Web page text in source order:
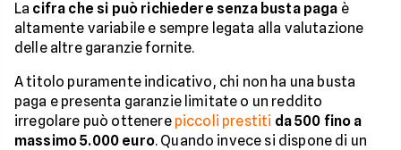
La cifra che si può richiedere senza busta paga è
altamente variabile e sempre legata alla valutazione
delle altre garanzie fornite.
A titolo puramente indicativo, chi non ha una busta
paga e presenta garanzie limitate o un reddito
irregolare può ottenere piccoli prestiti da 500 fino a
massimo 5.000 euro. Quando invece si dispone di un